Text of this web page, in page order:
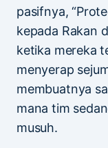
pasifnya,
kepada Rakan
ketika mereka
menyerap
membuatnya
mana tim
musuh.